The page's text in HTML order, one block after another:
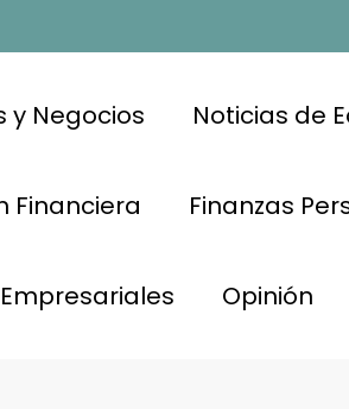
y Negocios Noticias de
Financiera Finanzas
Opinión